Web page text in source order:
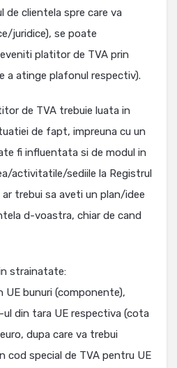
clientela spre care va
juridice), se poate
platitor de TVA prin
a atinge plafonul respectiv).
de TVA trebuie luata in
de fapt, impreuna cu un
fi influentata si de modul in
activitatile/sediile la Registrul
ar trebui sa aveti un plan/idee
d-voastra, chiar de cand
strainatate:
UE bunuri (componente),
din tara UE respectiva (cota
dupa care va trebui
cod special de TVA pentru UE